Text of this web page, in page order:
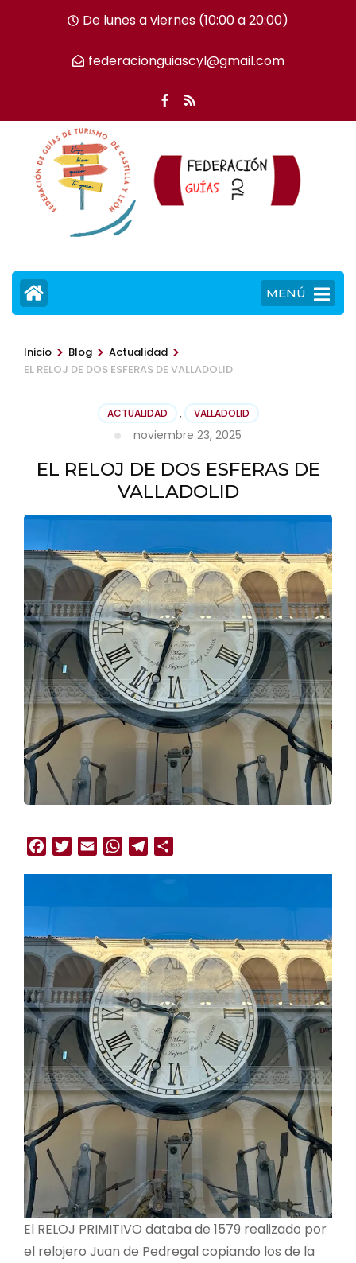
tecla
De lunes a viernes (10:00 a 20:00)
federacionguiascyl@gmail.com
MENÚ
Inicio > Blog > Actualidad >
EL RELOJ DE DOS ESFERAS DE VALLADOLID
ACTUALIDAD , VALLADOLID
noviembre 23, 2025
EL RELOJ DE DOS ESFERAS DE
VALLADOLID
Facebook
Twitter
Email WhatsAppTelegram
El RELOJ PRIMITIVO databa de 1579 realizado por
el relojero Juan de Pedregal copiando los de la